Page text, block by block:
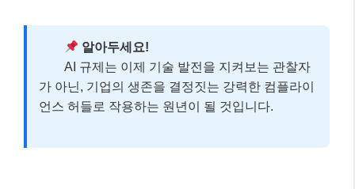
알아두세요!
AI 규제는 이제 기술 발전을 지켜보는 관찰자
가 아닌, 기업의 생존을 결정짓는 강력한 컴플라이
언스 허들로 작용하는 원년이 될 것입니다.